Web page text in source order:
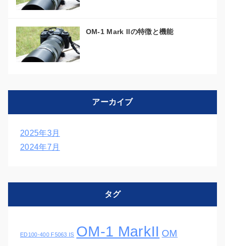
OM-1 Mark IIの特徴と機能
アーカイブ
2025年3月
2024年7月
タグ
ED100-400 F5063 IS OM-1 MarkII OM